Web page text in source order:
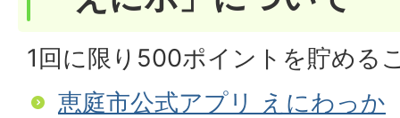
1回に限り500ポイントを貯める
恵庭市公式アプリ えにわっか